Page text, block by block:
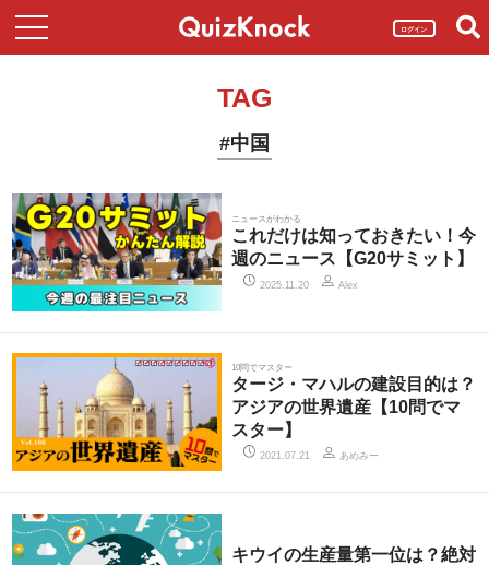
ログイン
TAG
#中国
ニュースがわかる
これだけは知っておきたい！今
週のニュース【G20サミット】
2025.11.20 Alex
10問でマスター
タージ・マハルの建設目的は？
アジアの世界遺産【10問でマ
スター】
2021.07.21 あめみー
キウイの生産量第一位は？絶対